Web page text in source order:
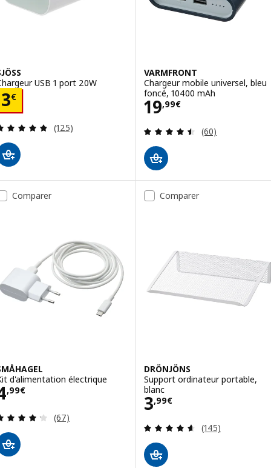
USB 1 port 20W
3€ 3€
Révision: 4.8 hors de 5 étoiles. Nombre total de
(125)
VARMFRONT
Chargeur mobile universel, bleu
foncé, 10400 mAh
19,99€
Prix 19,99€
Révision: 4.5
(60)
Comparer
d'alimentation électrique
,99€4,99€
Révision: 4.2 hors de 5 étoiles. Nombre total de
(67)
Comparer
DRÖNJÖNS
Support ordinateur portable,
blanc
3,99€
Prix 3,99€
Révision: 4.6
(145)